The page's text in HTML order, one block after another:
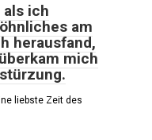
ich
am
herausfand,
mich
liebste Zeit des